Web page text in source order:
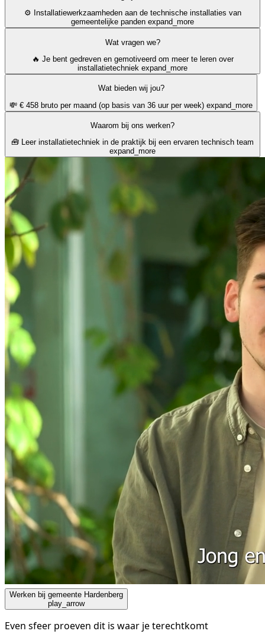
⚙️ Installatiewerkzaamheden aan de technische installaties van
gemeentelijke panden expand_more
Wat vragen we?
🔥 Je bent gedreven en gemotiveerd om meer te leren over
installatietechniek expand_more
Wat bieden wij jou?
💸 € 458 bruto per maand (op basis van 36 uur per week) expand_more
Waarom bij ons werken?
🧰 Leer installatietechniek in de praktijk bij een ervaren technisch team
expand_more
Werken bij gemeente Hardenberg
play_arrow
Even sfeer proeven dit is waar je terechtkomt